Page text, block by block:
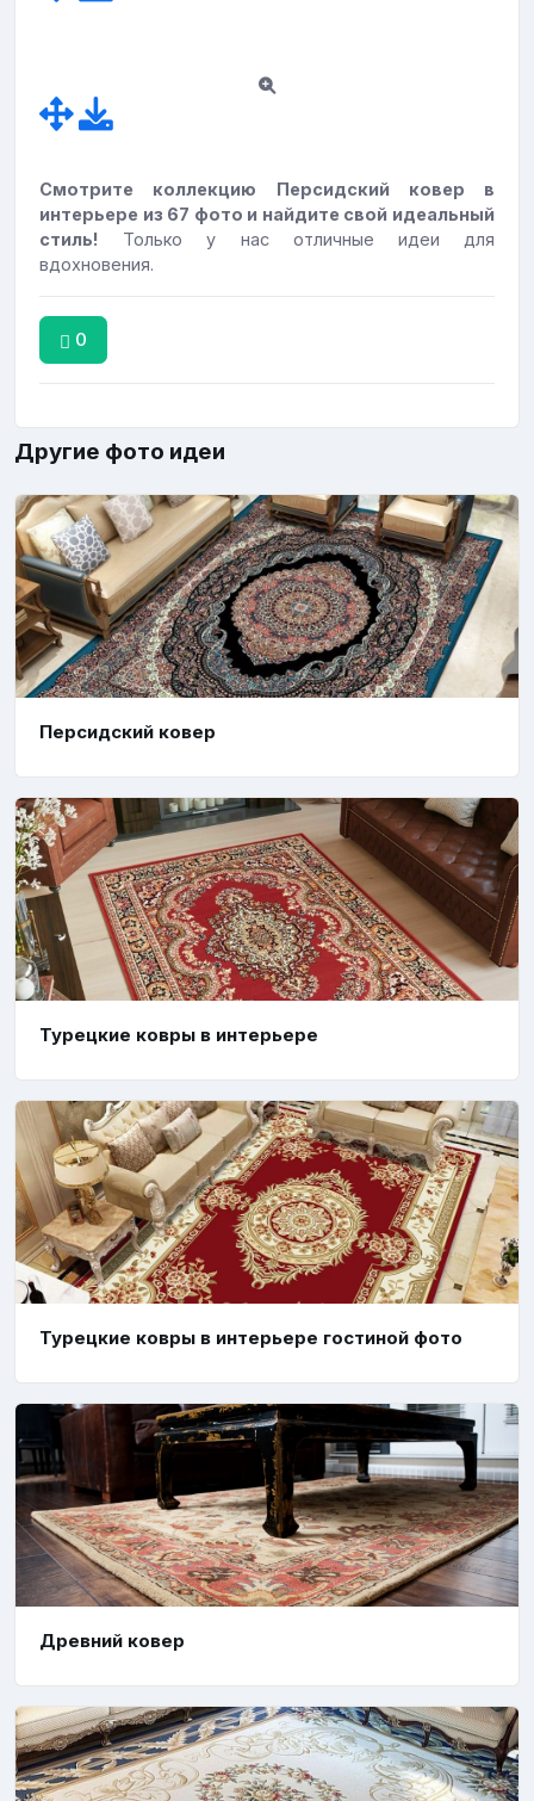
Смотрите коллекцию Персидский ковер в
интерьере из 67 фото и найдите свой идеальный
стиль!
Только у нас отличные идеи для
вдохновения.
0
Другие фото идеи
Персидский ковер
Турецкие ковры в интерьере
Турецкие ковры в интерьере гостиной фото
Древний ковер